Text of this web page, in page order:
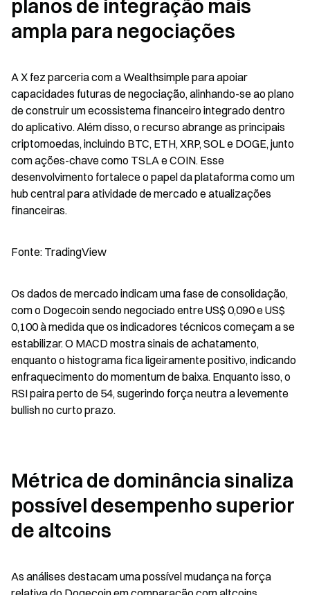
planos de integração mais
ampla para negociações
A X fez parceria com a Wealthsimple para apoiar
capacidades futuras de negociação, alinhando-se ao plano
de construir um ecossistema financeiro integrado dentro
do aplicativo. Além disso, o recurso abrange as principais
criptomoedas, incluindo BTC, ETH, XRP, SOL e DOGE, junto
com ações-chave como TSLA e COIN. Esse
desenvolvimento fortalece o papel da plataforma como um
hub central para atividade de mercado e atualizações
financeiras.
Fonte: TradingView
Os dados de mercado indicam uma fase de consolidação,
com o Dogecoin sendo negociado entre US$ 0,090 e US$
0,100 à medida que os indicadores técnicos começam a se
estabilizar. O MACD mostra sinais de achatamento,
enquanto o histograma fica ligeiramente positivo, indicando
enfraquecimento do momentum de baixa. Enquanto isso, o
RSI paira perto de 54, sugerindo força neutra a levemente
bullish no curto prazo.
Métrica de dominância sinaliza
possível desempenho superior
de altcoins
As análises destacam uma possível mudança na força